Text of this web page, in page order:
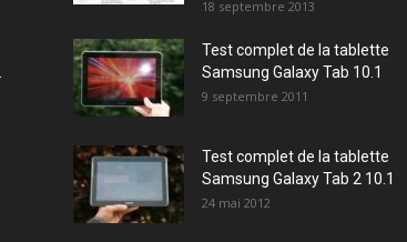
18 septembre 2013
Test complet de la tablette
Samsung Galaxy Tab 10.1
9 septembre 2011
Test complet de la tablette
Samsung Galaxy Tab 2 10.1
24 mai 2012